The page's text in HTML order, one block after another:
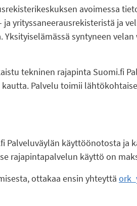
avoimessa
yrityssaneerausrekisteristä ja
syntyneen
tekninen rajapinta Suomi.fi
Palvelu toimii
Palveluväylän käyttöönotosta
rajapintapalvelun käyttö on
ottakaa ensin yhteyttä